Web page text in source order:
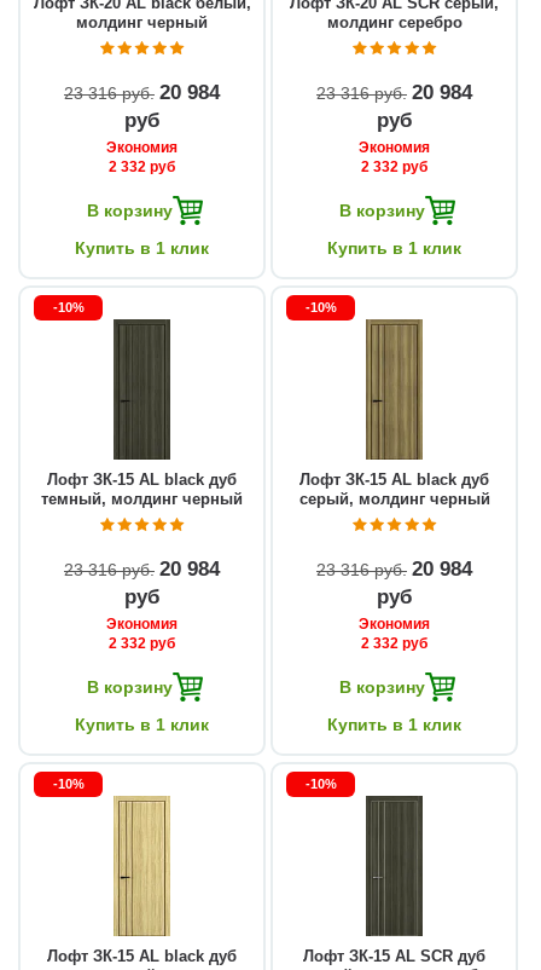
молдинг черный
23 316 руб 20 984
руб
Экономия
2 332 руб
В корзину
Купить в 1 клик
молдинг серебро
23 316 руб 20 984
руб
Экономия
2 332 руб
В корзину
Купить в 1 клик
-10%
Лофт ЗК-15 AL black дуб
темный, молдинг черный
23 316 руб 20 984
руб
Экономия
2 332 руб
В корзину
Купить в 1 клик
-10%
Лофт ЗК-15 AL black дуб
серый, молдинг черный
23 316 руб 20 984
руб
Экономия
2 332 руб
В корзину
Купить в 1 клик
-10%
Лофт ЗК-15 AL black дуб
-10%
Лофт ЗК-15 AL SCR дуб